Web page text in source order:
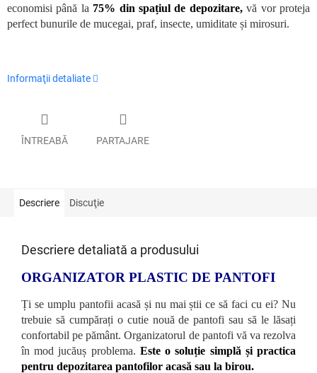
economisi până la 75% din spațiul de depozitare,vă vor proteja
perfect bunurile de mucegai, praf, insecte, umiditate și mirosuri.
Informaţii detaliate
ÎNTREABĂ PARTAJARE
Descriere Discuţie
Descriere detaliată a produsului
ORGANIZATOR PLASTIC DE PANTOFI
Ți se umplu pantofii acasă și nu mai știi ce să faci cu ei? Nu
trebuie să cumpărați o cutie nouă de pantofi sau să le lăsați
confortabil pe pământ. Organizatorul de pantofi vă va rezolva
în mod jucăuș problema. Este o soluție simplă și practica
pentru depozitarea pantofilor acasă sau la birou.